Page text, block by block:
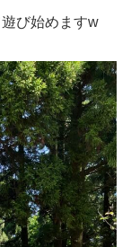
び始めますw